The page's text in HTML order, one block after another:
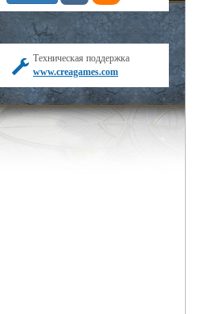
Техническая поддержка
www.creagames.com